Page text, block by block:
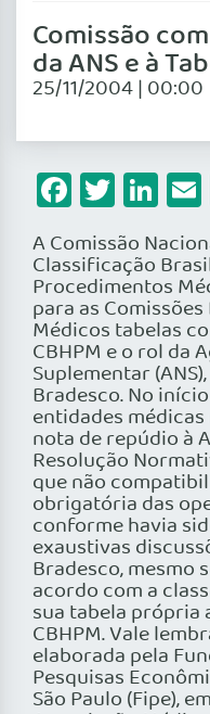
Comissão
da ANS e à
25/11/2004 | 00:00
A Comissão
Classificação
Procedimentos
para as
Médicos tabelas
CBHPM e o rol da
Suplementar
Bradesco. No
entidades
nota de repúdio à
Resolução
que não
obrigatória das
conforme havia
exaustivas
Bradesco, mesmo
acordo com a
sua tabela própria
CBHPM. Vale
elaborada pela
Pesquisas
São Paulo (Fipe),